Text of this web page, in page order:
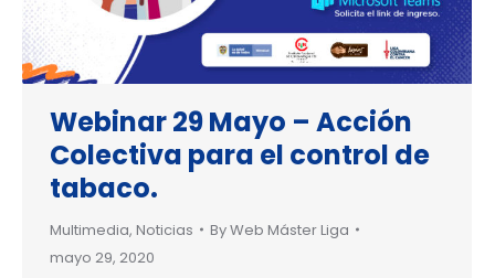
Webinar 29 Mayo – Acción
Colectiva para el control de
tabaco.
Multimedia, Noticias ByWeb Máster Liga
mayo 29, 2020